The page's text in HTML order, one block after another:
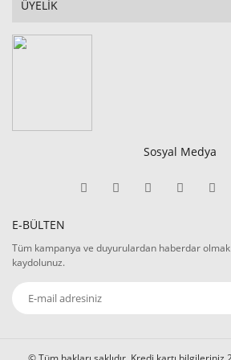
ÜYELİK
Sosyal Medya
E-BÜLTEN
Tüm kampanya ve duyurulardan haberdar
kaydolunuz.